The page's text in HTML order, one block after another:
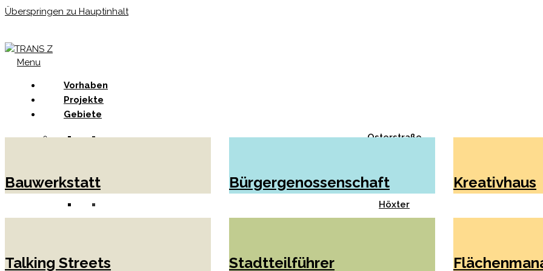
Überspringen zu Hauptinhalt
Menu
Vorhaben
Projekte
Gebiete
Osterstraße
Holzminden
Höxter
Bauwerkstatt
Talking Streets
Bürgergenossenschaft
Stadtteilführer
Kreativhaus